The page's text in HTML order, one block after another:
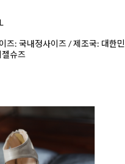
즈: 국내정사이즈 / 제조국: 대한민
슈즈